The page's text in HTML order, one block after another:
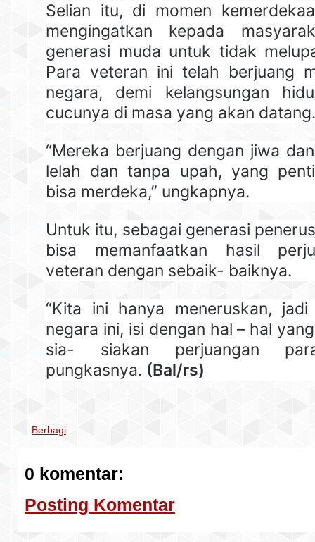
Selian itu, di momen
mengingatkan kepada
generasi muda untuk tidak
Para veteran ini telah berjuang
negara, demi kelangsungan
cucunya di masa yang akan datang.
“Mereka berjuang dengan jiwa
lelah dan tanpa upah, yang
bisa merdeka,” ungkapnya.
Untuk itu, sebagai generasi
bisa memanfaatkan hasil
veteran dengan sebaik- baiknya.
“Kita ini hanya meneruskan, jadi
negara ini, isi dengan hal – hal
sia- siakan perjuangan
pungkasnya. (Bal/rs)
Berbagi
0 komentar:
Posting Komentar